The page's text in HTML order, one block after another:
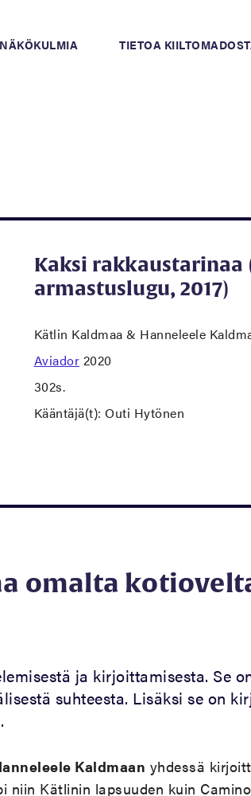
NÄKÖKULMIA TIETOA
Kaksi rakkaustarinaa
armastuslugu, 2017)
Kätlin Kaldmaa & Hanneleele
Aviador 2020
302s.
Kääntäjä(t): Outi Hytönen
omalta
ja kirjoittamisesta. Se
suhteesta. Lisäksi se on
Kaldmaan yhdessä
niin Kätlinin lapsuuden kuin